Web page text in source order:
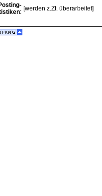
: [werden z.Zt. überarbeitet]